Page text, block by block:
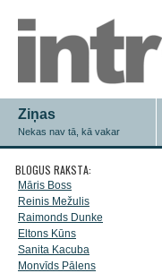
Ziņas
Nekas nav tā, kā vakar
BLOGUS RAKSTA:
Māris Boss
Reinis Mežulis
Raimonds Dunke
Eltons Kūns
Sanita Kacuba
Monvīds Pālens